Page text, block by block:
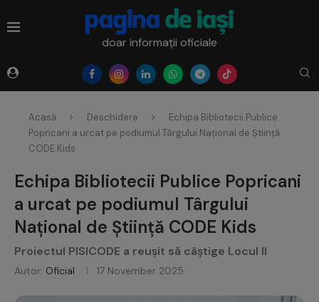
doar informații oficiale
Acasă Deschidere
Echipa Bibliotecii Publice
Popricani a urcat pe podiumul Târgului Național de Știință
CODE Kids
Echipa Bibliotecii Publice Popricani
a urcat pe podiumul Târgului
Național de Știință CODE Kids
Proiectul PISICODE a reușit să câștige Locul II
Autor: Oficial 17 November 2025